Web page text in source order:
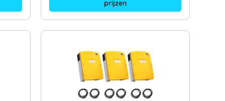
prijzen